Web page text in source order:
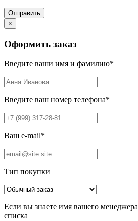
Отправить
×
Оформить заказ
Введите ваши имя и фамилию*
Введите ваш номер телефона*
Ваш e-mail*
Тип покупки
Если вы знаете имя вашего
списка